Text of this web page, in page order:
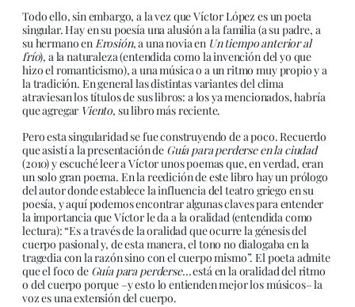
Todo ello, sin embargo, a la vez que Víctor López es un poeta
singular. Hay en su poesía una alusión a la familia (a su padre, a
su hermano enErosión, a una novia en Un tiempo anterior al
frío), a la naturaleza (entendida como la invención del yo que
hizo el romanticismo), a una música o a un ritmo muy propio y a
la tradición. En general las distintas variantes del clima
atraviesan los títulos de sus libros: a los ya mencionados, habría
que agregar Viento, su libro más reciente.
Pero esta singularidad se fue construyendo de a poco. Recuerdo
que asistí a la presentación de Guía para perderse en la ciudad
(2010) y escuché leer a Víctor unos poemas que, en verdad, eran
un solo gran poema. En la reedición de este libro hay un prólogo
del autor donde establece la influencia del teatro griego en su
poesía, y aquí podemos encontrar algunas claves para entender
la importancia que Víctor le da a la oralidad (entendida como
lectura): “Es a través de la oralidad que ocurre la génesis del
cuerpo pasional y, de esta manera, el tono no dialogaba en la
tragedia con la razón sino con el cuerpo mismo”. El poeta admite
que el foco de Guía para perderse…está en la oralidad del ritmo
o del cuerpo porque –y esto lo entienden mejor los músicos– la
voz es una extensión del cuerpo.